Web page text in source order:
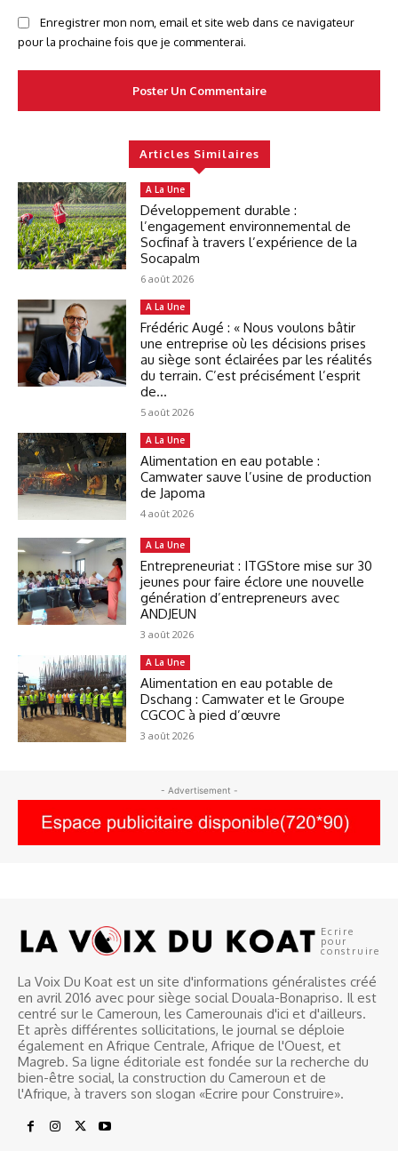
Enregistrer mon nom, email et site web dans ce navigateur
pour la prochaine fois que je commenterai.
Articles Similaires
A La Une
Développement durable :
l’engagement environnemental de
Socfinaf à travers l’expérience de la
Socapalm
6 août 2026
A La Une
Frédéric Augé : « Nous voulons bâtir
une entreprise où les décisions prises
au siège sont éclairées par les réalités
du terrain. C’est précisément l’esprit
de...
5 août 2026
A La Une
Alimentation en eau potable :
Camwater sauve l’usine de production
de Japoma
4 août 2026
A La Une
Entrepreneuriat : ITGStore mise sur 30
jeunes pour faire éclore une nouvelle
génération d’entrepreneurs avec
ANDJEUN
3 août 2026
A La Une
Alimentation en eau potable de
Dschang : Camwater et le Groupe
CGCOC à pied d’œuvre
3 août 2026
- Advertisement -
Ecrire
pour
construire
La Voix Du Koat est un site d'informations généralistes créé
en avril 2016 avec pour siège social Douala-Bonapriso. Il est
centré sur le Cameroun, les Camerounais d'ici et d'ailleurs.
Et après différentes sollicitations, le journal se déploie
également en Afrique Centrale, Afrique de l'Ouest, et
Magreb. Sa ligne éditoriale est fondée sur la recherche du
bien-être social, la construction du Cameroun et de
l'Afrique, à travers son slogan «Ecrire pour Construire».